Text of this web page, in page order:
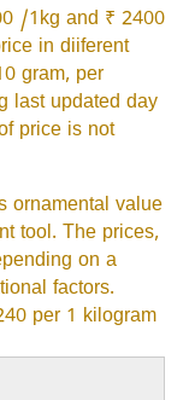
/1kg and ₹ 2400
in diiferent
gram, per
last updated day
price is not
ornamental value
tool. The prices,
on a
factors.
per 1 kilogram